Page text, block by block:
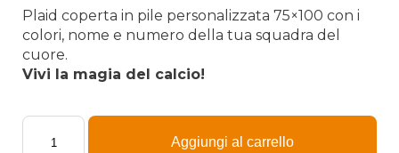
originale
era:
32,84 €.
attuale
Plaid coperta in pile personalizzata 75×100 con i
colori, nome e numero della tua squadra del
cuore.
Vivi la magia del calcio!
Plaid
Aggiungi al carrello